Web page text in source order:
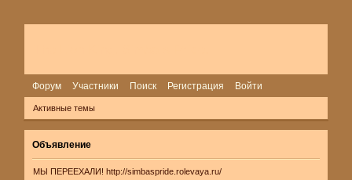
Форум Участники Поиск Регистрация Войти
Активные темы
Объявление
МЫ ПЕРЕЕХАЛИ! http://simbaspride.rolevaya.ru/